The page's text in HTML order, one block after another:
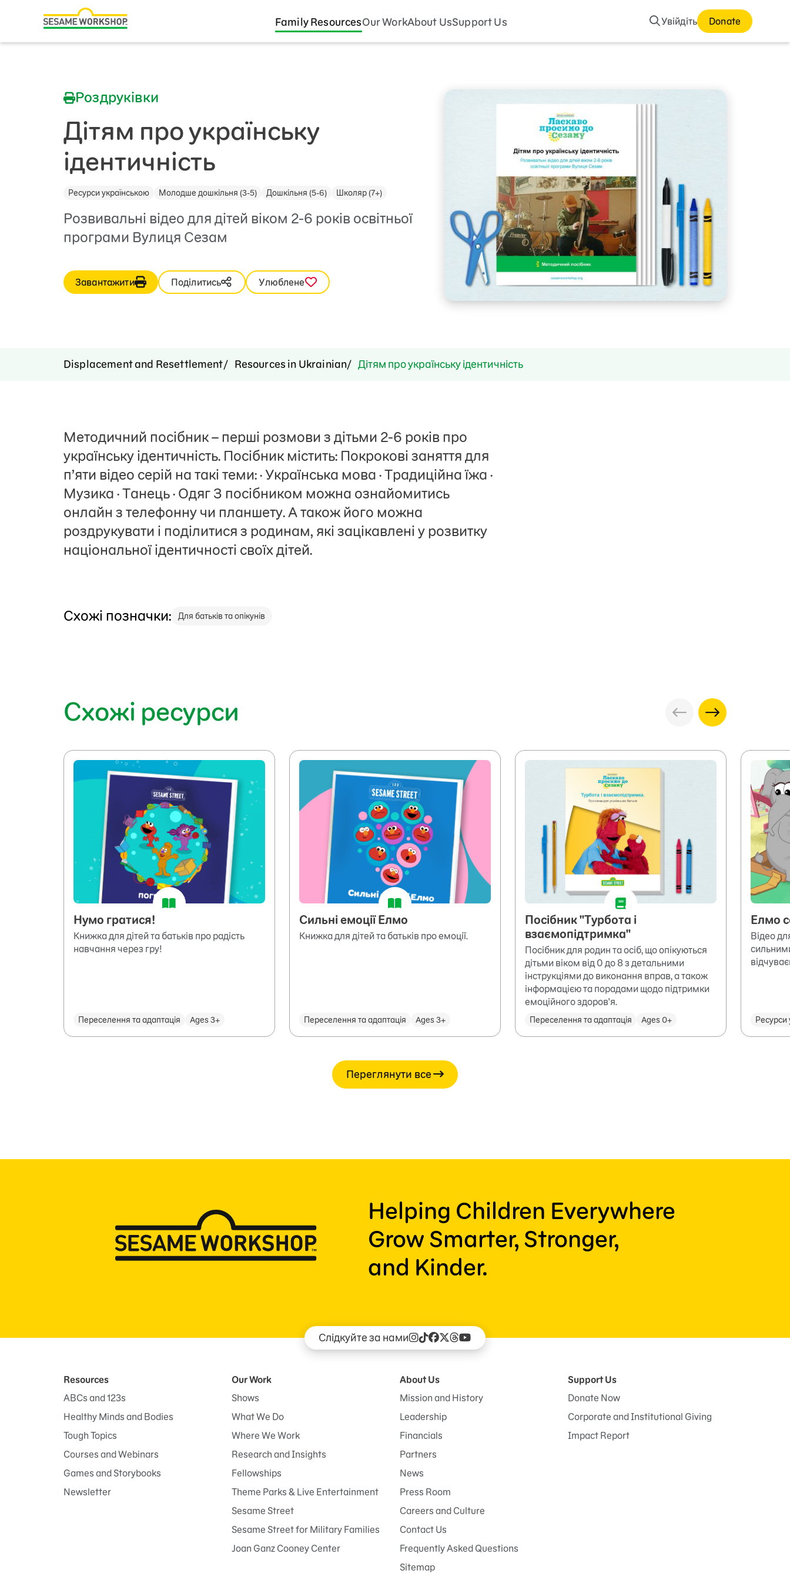
Family ResourcesOur WorkAbout UsSupport Us Пошук
Увійдіть Donate
Family Resources
Healthy Minds and Bodies
Courses and Webinars
Games and Storybooks
Роздруківки
Дітям про українську
ідентичність
Ресурси українською Молодше дошкільня (3-5) Дошкільня (5-6) Школяр (7+)
Розвивальні відео для дітей віком 2-6 років освітньої
програми Вулиця Сезам
Завантажити Поділитись Улюблене
Displacement and Resettlement Resources in Ukrainian Дітям про українську ідентичність
Методичний посібник – перші розмови з дітьми 2-6 років про
українську ідентичність. Посібник містить: Покрокові заняття для
п’яти відео серій на такі теми: · Українська мова · Традиційна їжа ·
Музика · Танець · Одяг З посібником можна ознайомитись
онлайн з телефонну чи планшету. А також його можна
роздрукувати і поділитися з родинам, які зацікавлені у розвитку
національної ідентичності своїх дітей.
Схожі позначки: Для батьків та опікунів
Схожі ресурси
Нумо гратися!
Книжка для дітей та батьків про радість
навчання через гру!
Переселення та адаптація Ages 3+
Сильні емоції Елмо
Книжка для дітей та батьків про емоції.
Переселення та адаптація Ages 3+
Посібник "Турбота і
взаємопідтримка"
Посібник для родин та осіб, що опікуються
дітьми віком від 0 до 8 з детальними
інструкціями до виконання вправ, а також
інформацією та порадами щодо підтримки
емоційного здоров'я.
Переселення та адаптація Ages 0+
Елмо
Відео
Ресурси
Переглянути все
Helping Children Everywhere
Grow Smarter, Stronger,
and Kinder.
Слідкуйте за нами
Resources
ABCs and 123s
Healthy Minds and Bodies
Tough Topics
Courses and Webinars
Games and Storybooks
Newsletter
Our Work
Shows
What We Do
Where We Work
Research and Insights
Fellowships
Theme Parks & Live Entertainment
Sesame Street
Sesame Street for Military Families
Joan Ganz Cooney Center
About Us
Mission and History
Leadership
Financials
Partners
News
Press Room
Careers and Culture
Contact Us
Frequently Asked Questions
Sitemap
Support Us
Donate Now
Corporate and Institutional Giving
Impact Report